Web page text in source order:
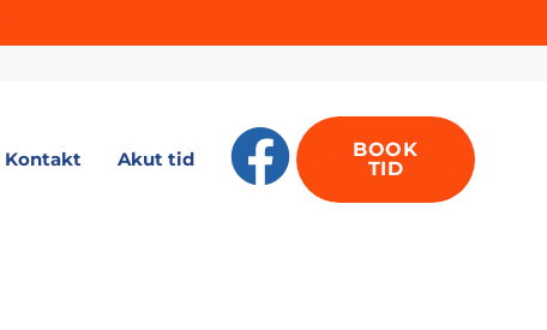
Kontakt Akut tid
BOOK
TID